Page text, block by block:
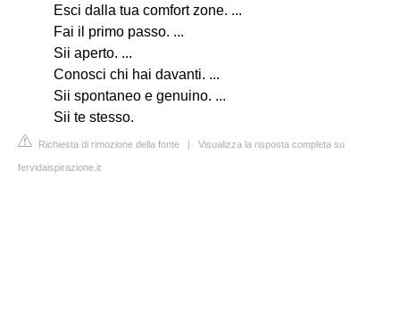
Esci dalla tua comfort zone. ...
Fai il primo passo. ...
Sii aperto. ...
Conosci chi hai davanti. ...
Sii spontaneo e genuino. ...
Sii te stesso.
Richiesta di rimozione della fonte | Visualizza la risposta completa su
fervidaispirazione.it